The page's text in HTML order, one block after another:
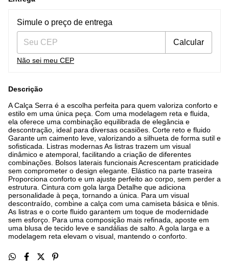
Entregas para o CEP:
Simule o preço de entrega
Calcular
Não sei meu CEP
Descrição
A Calça Serra é a escolha perfeita para quem valoriza conforto e
estilo em uma única peça. Com uma modelagem reta e fluida,
ela oferece uma combinação equilibrada de elegância e
descontração, ideal para diversas ocasiões. Corte reto e fluido
Garante um caimento leve, valorizando a silhueta de forma sutil e
sofisticada. Listras modernas As listras trazem um visual
dinâmico e atemporal, facilitando a criação de diferentes
combinações. Bolsos laterais funcionais Acrescentam praticidade
sem comprometer o design elegante. Elástico na parte traseira
Proporciona conforto e um ajuste perfeito ao corpo, sem perder a
estrutura. Cintura com gola larga Detalhe que adiciona
personalidade à peça, tornando a única. Para um visual
descontraído, combine a calça com uma camiseta básica e tênis.
As listras e o corte fluido garantem um toque de modernidade
sem esforço. Para uma composição mais refinada, aposte em
uma blusa de tecido leve e sandálias de salto. A gola larga e a
modelagem reta elevam o visual, mantendo o conforto.